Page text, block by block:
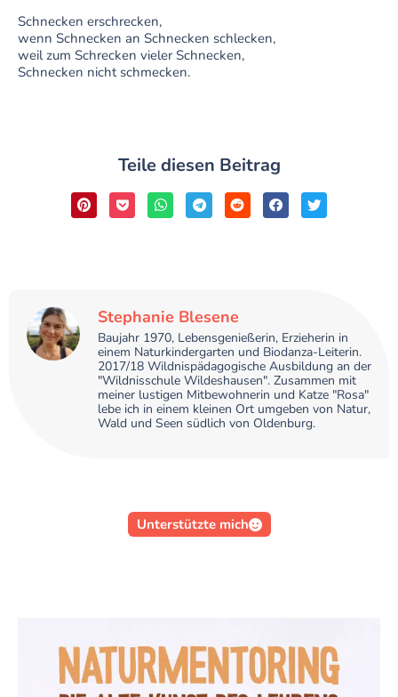
Schnecken erschrecken,
wenn Schnecken an Schnecken schlecken,
weil zum Schrecken vieler Schnecken,
Schnecken nicht schmecken.
Teile diesen Beitrag
Stephanie Blesene
Baujahr 1970, Lebensgenießerin, Erzieherin in
einem Naturkindergarten und Biodanza-Leiterin.
2017/18 Wildnispädagogische Ausbildung an der
"Wildnisschule Wildeshausen". Zusammen mit
meiner lustigen Mitbewohnerin und Katze "Rosa"
lebe ich in einem kleinen Ort umgeben von Natur,
Wald und Seen südlich von Oldenburg.
Unterstützte mich